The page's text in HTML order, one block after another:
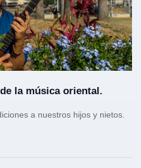
la música oriental.
a nuestros hijos y nietos.